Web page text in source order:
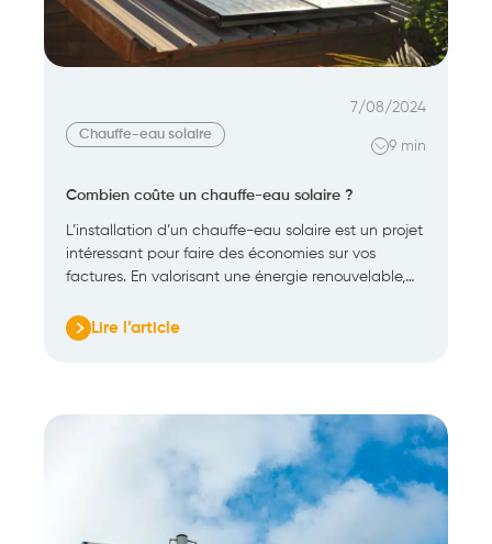
en
2025
?
Chauffe-eau solaire
7/08/2024
9 min
Combien coûte un chauffe-eau solaire ?
L’installation d’un chauffe-eau solaire est un projet
intéressant pour faire des économies sur vos
factures. En valorisant une énergie renouvelable,…
Lire l’article
:
un